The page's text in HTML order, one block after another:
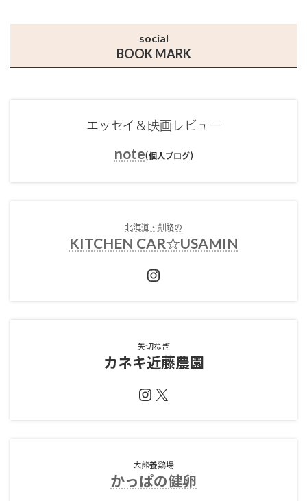
social
BOOK MARK
エッセイ＆映画レビュー
note(個人ブログ)
北海道・釧路の
KITCHEN CAR☆USAMIN
Instagram
矢切ねぎ
カネキ近藤農園
Instagram
X
大熊養鶏場
かっぱの健卵